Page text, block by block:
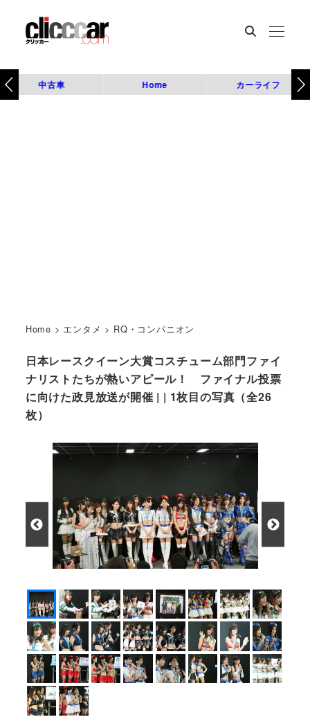
中古車 Home カーライフ
Home > エンタメ > RQ・コンパニオン
日本レースクイーン大賞コスチューム部門ファイ
ナリストたちが熱いアピール！ ファイナル投票
に向けた政見放送が開催 | | 1枚目の写真（全26
枚）